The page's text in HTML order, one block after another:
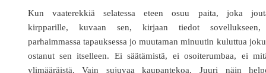
Kun vaaterekkiä selatessa eteen osuu paita, joka
kirpparille, kuvaan sen, kirjaan tiedot
parhaimmassa tapauksessa jo muutaman minuutin kuluttua
ostanut sen itselleen. Ei säätämistä, ei osoiterumbaa, ei
ylimääräistä. Vain sujuvaa kaupantekoa. Juuri näin